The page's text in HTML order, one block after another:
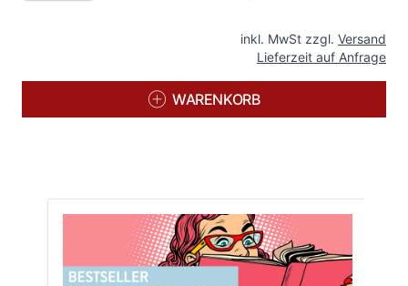
inkl. MwSt zzgl. Versand
Lieferzeit auf Anfrage
WARENKORB